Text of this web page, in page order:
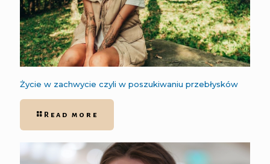
Życie w zachwycie czyli w poszukiwaniu przebłysków
Read more